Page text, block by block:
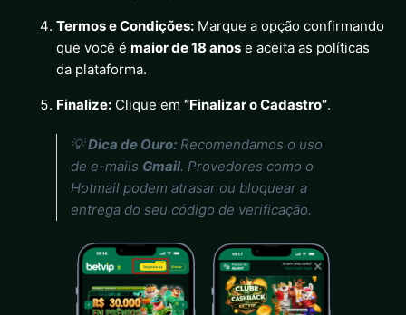
Termos e Condições: Marque a opção confirmando
que você émaior de 18 anos e aceita as políticas
da plataforma.
Finalize: Clique em“Finalizar o Cadastro”.
💡Dica de Ouro: Recomendamos o uso
de e-mails Gmail. Provedores como o
Hotmail podem atrasar ou bloquear a
entrega do seu código de verificação.